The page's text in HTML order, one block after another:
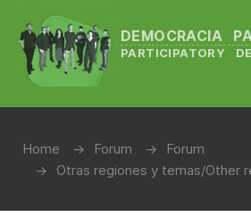
DEMOCRACIA
PARTICIPATORY
Home Forum
Forum
Otras regiones y temas/Other